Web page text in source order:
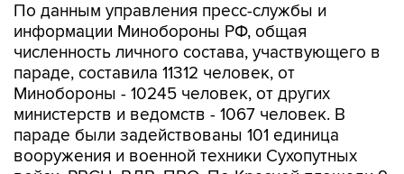
По данным управления пресс-службы и
информации Минобороны РФ, общая
численность личного состава, участвующего в
параде, составила 11312 человек, от
Минобороны - 10245 человек, от других
министерств и ведомств - 1067 человек. В
параде были задействованы 101 единица
вооружения и военной техники Сухопутных